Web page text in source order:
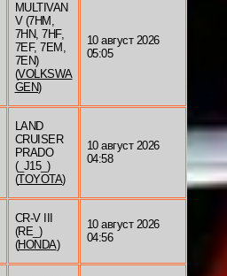
MULTIVAN
V (7HM,
7HN, 7HF,
7EF, 7EM,
7EN)
(VOLKSWA
GEN)
10 август 2026
05:05
LAND
CRUISER
PRADO
(_J15_)
(TOYOTA)
10 август 2026
04:58
CR-V III
(RE_)
(HONDA)
10 август 2026
04:56